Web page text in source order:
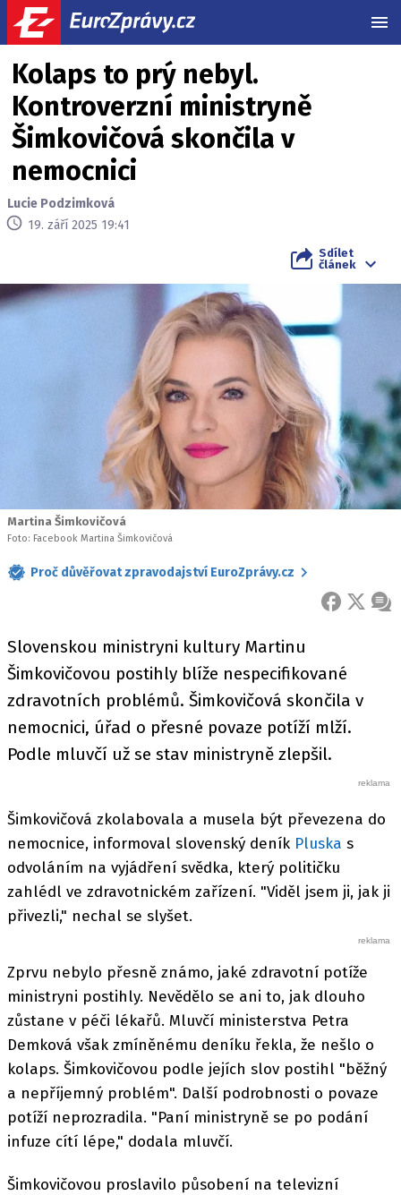
Kolaps to prý nebyl.
Kontroverzní ministryně
Šimkovičová skončila v
nemocnici
Lucie Podzimková
19. září 2025 19:41
Sdílet
článek
Martina Šimkovičová
Foto: Facebook Martina Šimkovičová
Proč důvěřovat zpravodajství EuroZprávy.cz
FACEBOOK
X
Slovenskou ministryni kultury Martinu
Šimkovičovou postihly blíže nespecifikované
zdravotních problémů. Šimkovičová skončila v
nemocnici, úřad o přesné povaze potíží mlží.
Podle mluvčí už se stav ministryně zlepšil.
Šimkovičová zkolabovala a musela být převezena do
nemocnice, informoval slovenský deník Pluska s
odvoláním na vyjádření svědka, který političku
zahlédl ve zdravotnickém zařízení. "Viděl jsem ji, jak ji
přivezli," nechal se slyšet.
Zprvu nebylo přesně známo, jaké zdravotní potíže
ministryni postihly. Nevědělo se ani to, jak dlouho
zůstane v péči lékařů. Mluvčí ministerstva Petra
Demková však zmíněnému deníku řekla, že nešlo o
kolaps. Šimkovičovou podle jejích slov postihl "běžný
a nepříjemný problém". Další podrobnosti o povaze
potíží neprozradila. "Paní ministryně se po podání
infuze cítí lépe," dodala mluvčí.
Šimkovičovou proslavilo působení na televizní